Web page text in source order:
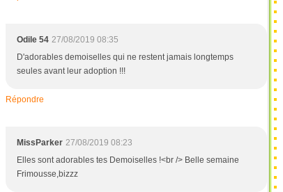
Odile 54 27/08/2019 08:35
D'adorables demoiselles qui ne restent jamais longtemps
seules avant leur adoption !!!
Répondre
MissParker 27/08/2019 08:23
Elles sont adorables tes Demoiselles !<br /> Belle semaine
Frimousse,bizzz